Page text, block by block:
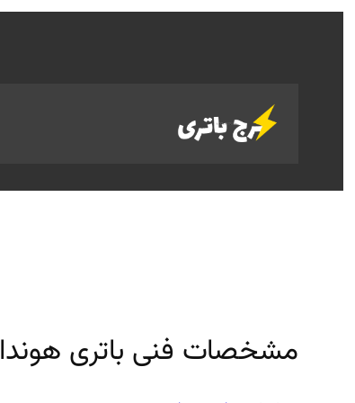
مشخصات فنی باتری هوندا eNS1 برقی